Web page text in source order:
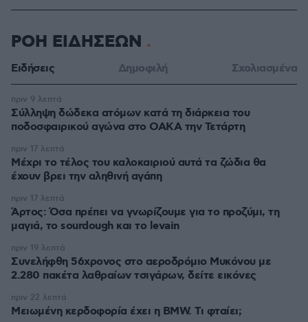
ΡΟΗ ΕΙΔΗΣΕΩΝ
Ειδήσεις Δημοφιλή Σχολιασμένα
Σύλληψη δώδεκα ατόμων κατά τη διάρκεια του
ποδοσφαιρικού αγώνα στο ΟΑΚΑ την Τετάρτη
πριν 9 λεπτά
Μέχρι το τέλος του καλοκαιριού αυτά τα ζώδια θα
έχουν βρει την αληθινή αγάπη
πριν 17 λεπτά
Άρτος: Όσα πρέπει να γνωρίζουμε για το προζύμι, τη
μαγιά, το sourdough και το levain
πριν 17 λεπτά
Συνελήφθη 56χρονος στο αεροδρόμιο Μυκόνου με
2.280 πακέτα λαθραίων τσιγάρων, δείτε εικόνες
πριν 19 λεπτά
Μειωμένη κερδοφορία έχει η BMW. Τι φταίει;
πριν 22 λεπτά